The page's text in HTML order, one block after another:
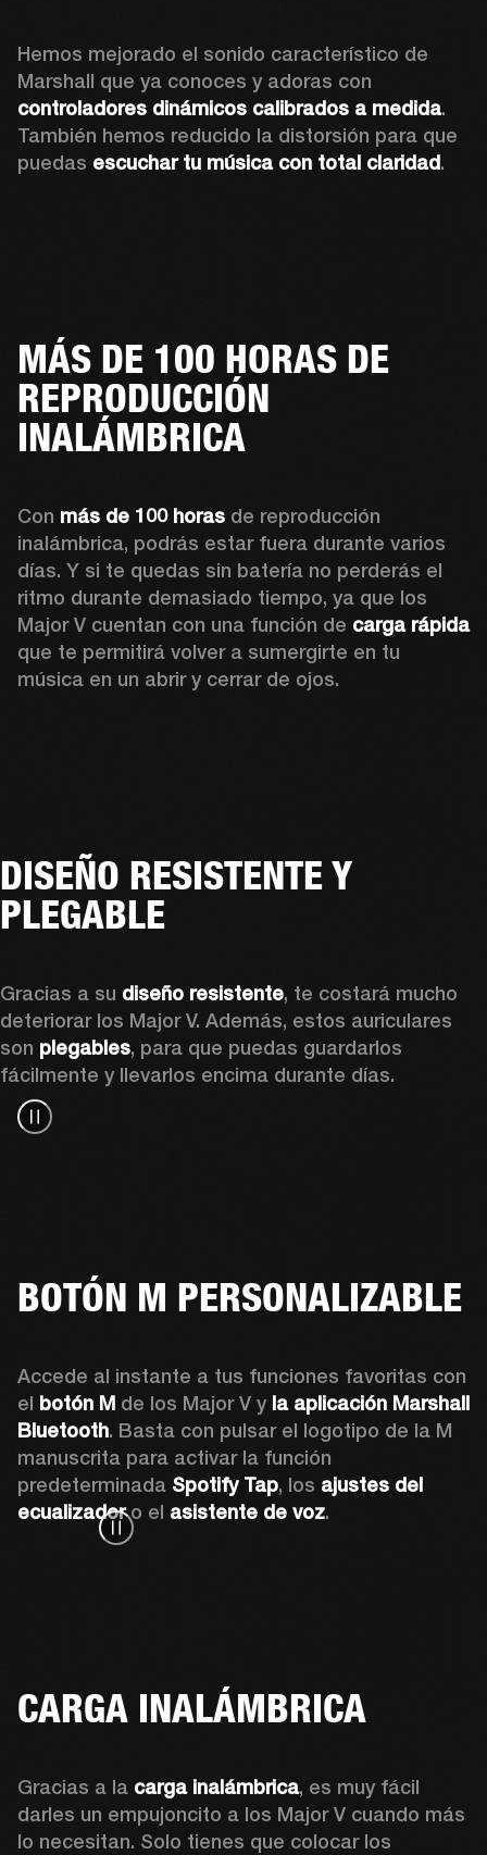
Hemos mejorado el sonido característico de
controladores dinámicos calibrados a medida.
También hemos reducido la distorsión para que
puedas escuchar tu música con total claridad.
MÁS DE 100 HORAS DE
REPRODUCCIÓN
INALÁMBRICA
Con más de 100 horas de reproducción
inalámbrica, podrás estar fuera durante varios
días. Y si te quedas sin batería no perderás el
ritmo durante demasiado tiempo, ya que los
Major V cuentan con una función de carga rápida
que te permitirá volver a sumergirte en tu
música en un abrir y cerrar de ojos.
DISEÑO RESISTENTE Y
PLEGABLE
Gracias a su diseño resistente, te costará mucho
deteriorar los Major V. Además, estos auriculares
son plegables, para que puedas guardarlos
fácilmente y llevarlos encima durante días.
BOTÓN M PERSONALIZABLE
Accede al instante a tus funciones favoritas con
el botón M de los Major V y la aplicación Marshall
Bluetooth. Basta con pulsar el logotipo de la M
manuscrita para activar la función
predeterminada Spotify Tap, los ajustes del
ecualizador o el asistente de voz.
CARGA INALÁMBRICA
Gracias a la carga inalámbrica, es muy fácil
darles un empujoncito a los Major V cuando más
lo necesitan. Solo tienes que colocar los